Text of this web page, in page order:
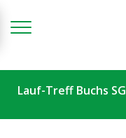
Lauf-Treff Buchs SG